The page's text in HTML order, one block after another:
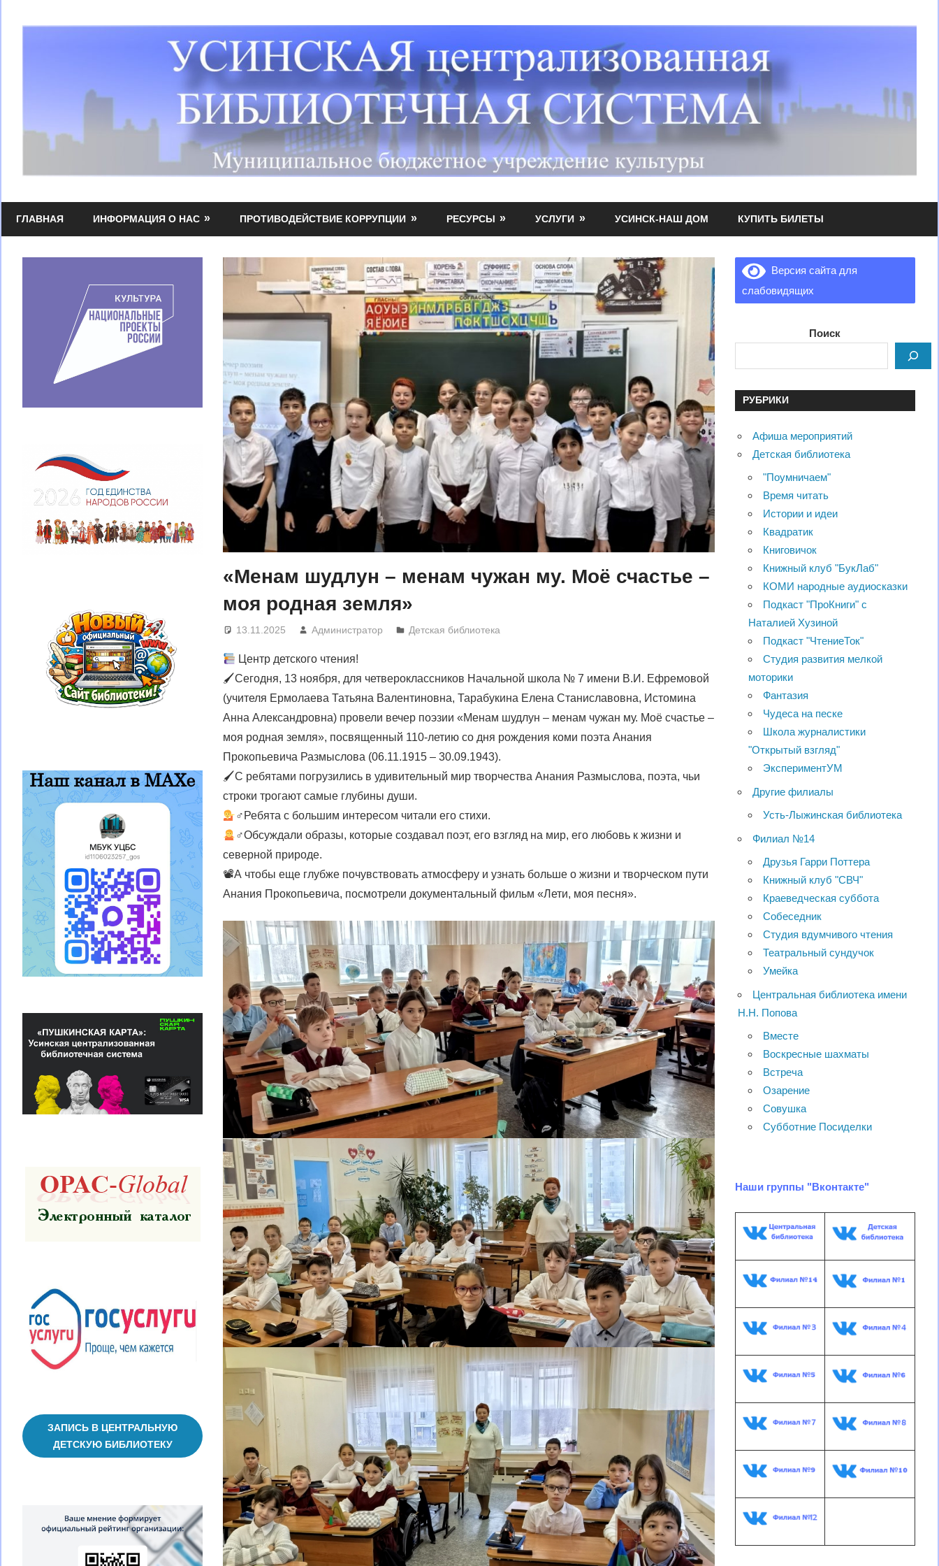
МБУК
УЦБС
библиотечная
ГЛАВНАЯ ИНФОРМАЦИЯ О НАС ПРОТИВОДЕЙСТВИЕ КОРРУПЦИИ РЕСУРСЫ УСЛУГИ УСИНСК-НАШ ДОМ КУПИТЬ БИЛЕТЫ
«Менам шудлун – менам чужан му. Моё счастье –
моя родная земля»
13.11.2025 Администратор Детская библиотека
Центр детского чтения!
🖌Сегодня, 13 ноября, для четвероклассников Начальной школа № 7 имени В.И. Ефремовой
(учителя Ермолаева Татьяна Валентиновна, Тарабукина Елена Станиславовна, Истомина
Анна Александровна) провели вечер поэзии «Менам шудлун – менам чужан му. Моё счастье –
моя родная земля», посвященный 110-летию со дня рождения коми поэта Анания
Прокопьевича Размыслова (06.11.1915 – 30.09.1943).
🖌С ребятами погрузились в удивительный мир творчества Анания Размыслова, поэта, чьи
строки трогают самые глубины души.
‍♂Ребята с большим интересом читали его стихи.
‍♂Обсуждали образы, которые создавал поэт, его взгляд на мир, его любовь к жизни и
северной природе.
📽А чтобы еще глубже почувствовать атмосферу и узнать больше о жизни и творческом пути
Анания Прокопьевича, посмотрели документальный фильм «Лети, моя песня».
ЗАПИСЬ В ЦЕНТРАЛЬНУЮ
ДЕТСКУЮ БИБЛИОТЕКУ
Версия сайта для
слабовидящих
Поиск
РУБРИКИ
Афиша мероприятий
Детская библиотека
"Поумничаем"
Время читать
Истории и идеи
Квадратик
Книговичок
Книжный клуб "БукЛаб"
КОМИ народные аудиосказки
Подкаст "ПроКниги" с
Наталией Хузиной
Подкаст "ЧтениеТок"
Студия развития мелкой
моторики
Фантазия
Чудеса на песке
Школа журналистики
"Открытый взгляд"
ЭкспериментУМ
Другие филиалы
Усть-Лыжинская библиотека
Филиал №14
Друзья Гарри Поттера
Книжный клуб "СВЧ"
Краеведческая суббота
Собеседник
Студия вдумчивого чтения
Театральный сундучок
Умейка
Центральная библиотека имени
Н.Н. Попова
Вместе
Воскресные шахматы
Встреча
Озарение
Совушка
Субботние Посиделки
Наши группы "Вконтакте"